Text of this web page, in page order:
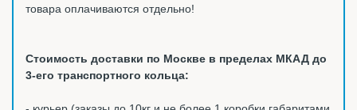
товара оплачиваются отдельно!
Стоимость доставки по Москве в пределах МКАД до
3-его транспортного кольца: